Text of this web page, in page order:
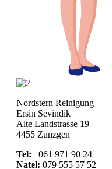
Nordstern Reinigung
Ersin Sevindik
Alte Landstrasse 19
4455 Zunzgen
Tel: 061 971 90 24
Natel: 079 555 57 52